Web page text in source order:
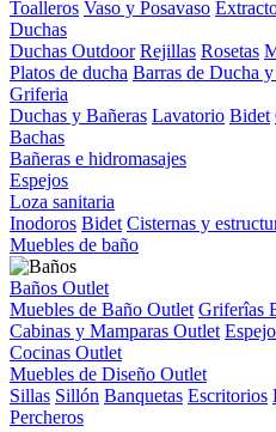
Toalleros Vaso y Posavaso
Duchas
Duchas Outdoor Rejillas Rosetas
Platos de ducha Barras de Ducha
Griferia
Duchas y Bañeras Lavatorio Bidet
Bachas
Bañeras e hidromasajes
Espejos
Loza sanitaria
Inodoros Bidet Cisternas y
Muebles de baño
Baños Outlet
Muebles de Baño Outlet Griferîas
Cabinas y Mamparas Outlet
Cocinas Outlet
Muebles de Diseño Outlet
Sillas Sillón Banquetas Escritorios
Percheros